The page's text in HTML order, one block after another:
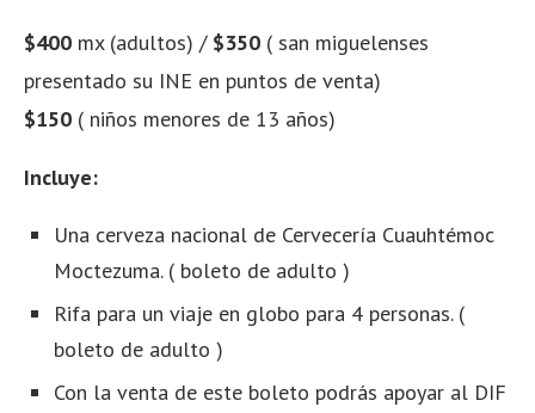
$400 mx (adultos) / $350 ( san miguelenses
presentado su INE en puntos de venta)
$150 ( niños menores de 13 años)
Incluye:
Una cerveza nacional de Cervecería Cuauhtémoc
Moctezuma. ( boleto de adulto )
Rifa para un viaje en globo para 4 personas. (
boleto de adulto )
Con la venta de este boleto podrás apoyar al DIF